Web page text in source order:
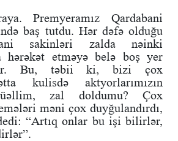
Premyeramız Qardabani
baş tutdu. Hər dəfə olduğu
sakinləri zalda nəinki
hərəkət etməyə belə boş yer
Bu, təbii ki, bizi çox
kulisdə aktyorlarımızın
zal doldumu? Çox
məni çox duyğulandırdı,
“Artıq onlar bu işi bilirlər,